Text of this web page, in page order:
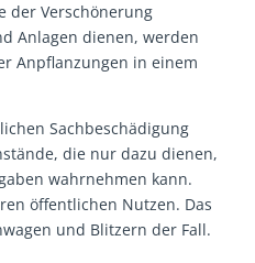
der Verschönerung
Anlagen dienen, werden
Anpflanzungen in einem
Sachbeschädigung
die nur dazu dienen,
wahrnehmen kann.
öffentlichen Nutzen. Das
und Blitzern der Fall.